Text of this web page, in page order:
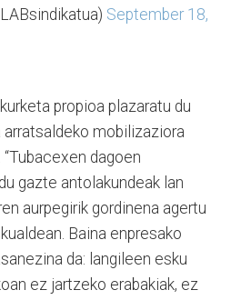
September 18,
propioa plazaratu du
mobilizaziora
dagoen
gazte antolakundeak lan
aurpegirik gordinena agertu
Baina enpresako
da: langileen esku
ez jartzeko erabakiak, ez